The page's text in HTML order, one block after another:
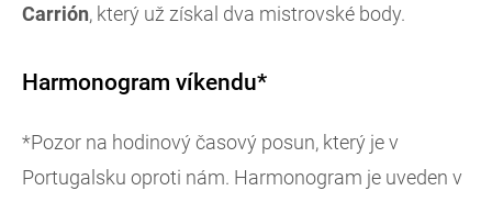
Carrión, který už získal dva mistrovské body.
Harmonogram víkendu*
*Pozor na hodinový časový posun, který je v
Portugalsku oproti nám. Harmonogram je uveden v